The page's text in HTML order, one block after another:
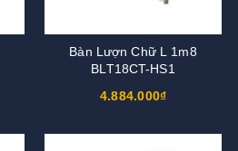
Bàn Lượn Chữ L 1m8
BLT18CT-HS1
4.884.000₫